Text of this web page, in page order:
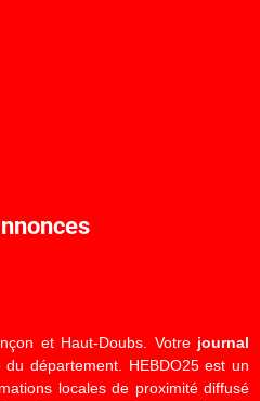
et Haut-Doubs. Votre journal
département. HEBDO25 est un
locales de proximité diffusé